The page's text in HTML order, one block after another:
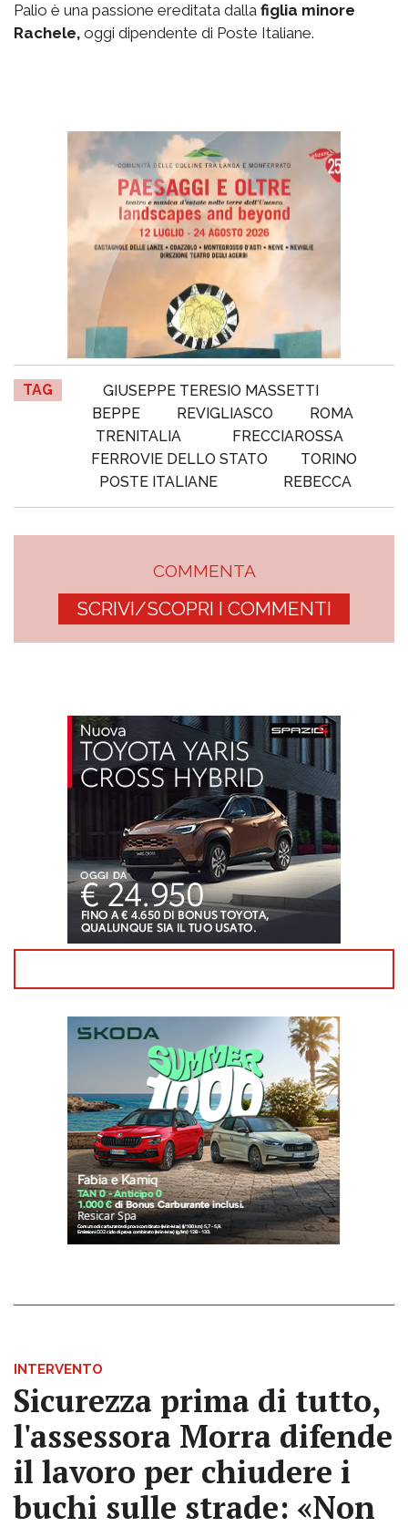
Palio è una passione ereditata dalla figlia minore
Rachele, oggi dipendente di Poste Italiane.
TAG
GIUSEPPE TERESIO MASSETTI
BEPPE
REVIGLIASCO
ROMA
TRENITALIA
FRECCIAROSSA
FERROVIE DELLO STATO
TORINO
POSTE ITALIANE
REBECCA
COMMENTA
SCRIVI/SCOPRI I COMMENTI
INTERVENTO
Sicurezza prima di tutto,
l'assessora Morra difende
il lavoro per chiudere i
buchi sulle strade: «Non